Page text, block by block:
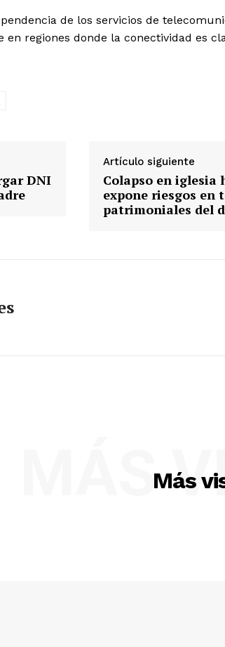
de los servicios de
regiones donde la conectividad es
DNI
Artículo siguiente
Colapso en iglesia
expone riesgos en
patrimoniales del
Más
MÁS